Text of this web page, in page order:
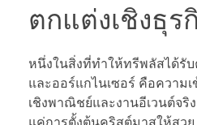
ตกแต่งเชิงธุร
หนึ่งในสิ่งที่ทำให้ทรีพลัสได้รั
และออร์แกไนเซอร์ คือความ
เชิงพาณิชย์และงานอีเวนต์จริ